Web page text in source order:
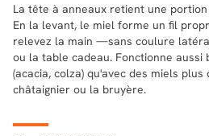
La tête à anneaux retient une
En la levant, le miel forme un fil
relevez la main —sans coulure
ou la table cadeau. Fonctionne aussi
(acacia, colza) qu'avec des miels plus
châtaignier ou la bruyère.